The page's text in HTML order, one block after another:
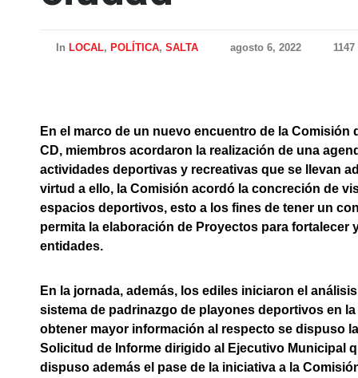
In LOCAL, POLÍTICA, SALTA agosto 6, 2022
En el marco de un nuevo encuentro de la Comisión
CD, miembros acordaron la realización de una
actividades deportivas y recreativas que se llevan
virtud a ello, la Comisión acordó la concreción de
espacios deportivos, esto a los fines de tener un
permita la elaboración de Proyectos para fortalecer
entidades.
En la jornada, además, los ediles iniciaron el
sistema de padrinazgo de playones deportivos en
obtener mayor información al respecto se dispuso
Solicitud de Informe dirigido al Ejecutivo Municipal
dispuso además el pase de la iniciativa a la